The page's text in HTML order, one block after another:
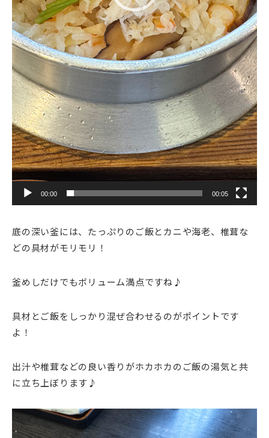
00:00 00:05
底の深い釜には、たっぷりのご飯とカニや海老、椎茸な
どの具材がモリモリ！
釜めしだけでもボリューム満点ですね♪
具材とご飯をしっかり混ぜ合わせるのがポイントです
よ！
出汁や椎茸などの良い香りがホカホカのご飯の湯気と共
に立ち上ぼります♪